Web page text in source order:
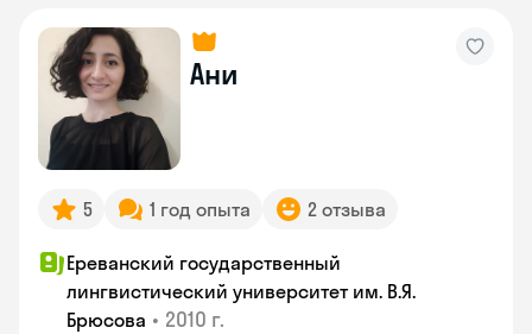
Ани
5 1 год опыта 2 отзыва
Ереванский государственный
лингвистический университет им. В.Я.
Брюсова • 2010 г.